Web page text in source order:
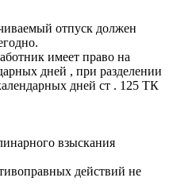
отпуск должен
имеет право на
дней , при разделении
дней ст . 125 ТК
взыскания
действий не